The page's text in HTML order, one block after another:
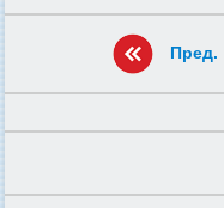
Пред.